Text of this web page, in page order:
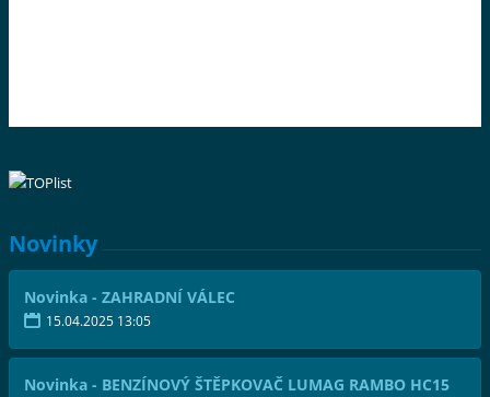
Novinky
Novinka - ZAHRADNÍ VÁLEC
15.04.2025 13:05
Novinka - BENZÍNOVÝ ŠTĚPKOVAČ LUMAG RAMBO HC15